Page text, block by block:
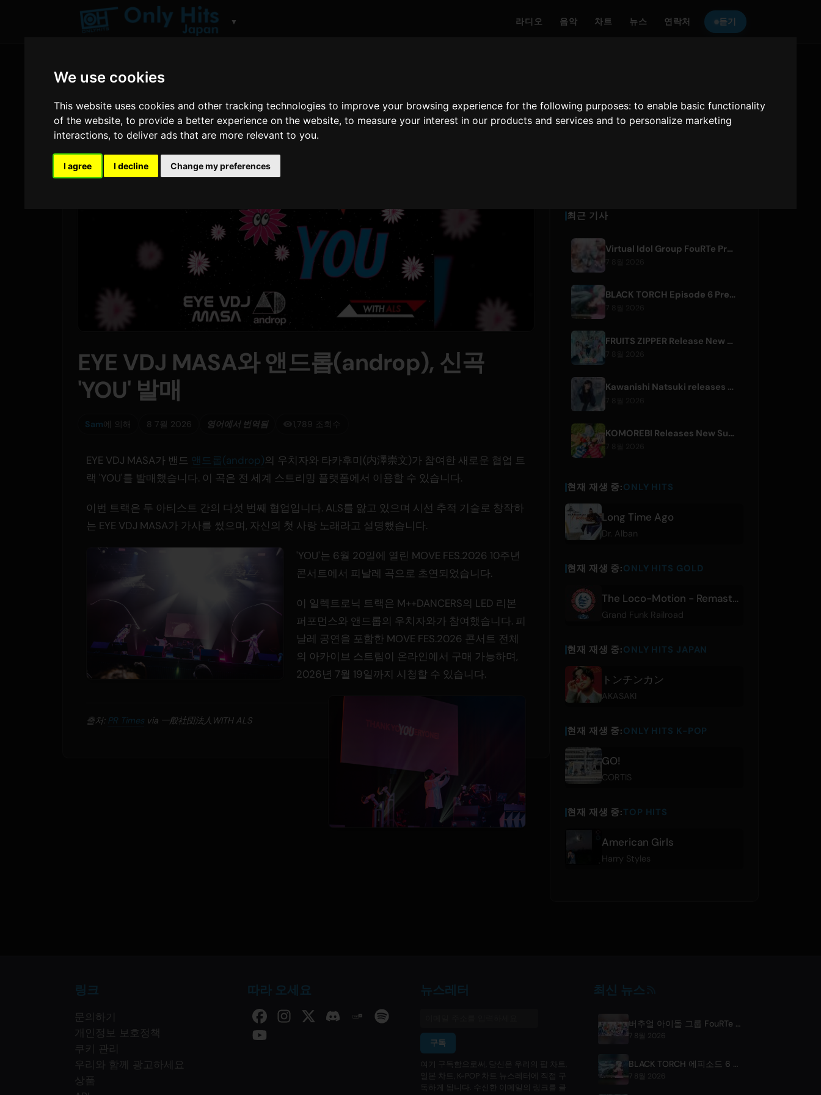
We use cookies
This website uses cookies and other tracking technologies to improve your browsing experience for the following purposes:to enable basic functionality
of the website,to provide a better experience on the website,to measure your interest in our products and services and to personalize marketing
interactions,to deliver ads that are more relevant to you.
I agree I decline Change my preferences
▼ 라디오 음악 차트 뉴스 연락처 듣기
EYE VDJ MASA와 앤드롭(androp), 신곡
'YOU' 발매
Sam에 의해 8 7월 2026 영어에서 번역됨 1,789 조회수
EYE VDJ MASA가 밴드 앤드롭(androp)의 우치자와 타카후미(内澤崇文)가 참여한 새로운 협업 트
랙 'YOU'를 발매했습니다. 이 곡은 전 세계 스트리밍 플랫폼에서 이용할 수 있습니다.
이번 트랙은 두 아티스트 간의 다섯 번째 협업입니다. ALS를 앓고 있으며 시선 추적 기술로 창작하
는 EYE VDJ MASA가 가사를 썼으며, 자신의 첫 사랑 노래라고 설명했습니다.
'YOU'는 6월 20일에 열린 MOVE FES.2026 10주년
콘서트에서 피날레 곡으로 초연되었습니다.
이 일렉트로닉 트랙은 M++DANCERS의 LED 리본
퍼포먼스와 앤드롭의 우치자와가 참여했습니다. 피
날레 공연을 포함한 MOVE FES.2026 콘서트 전체
의 아카이브 스트림이 온라인에서 구매 가능하며,
2026년 7월 19일까지 시청할 수 있습니다.
출처: PR Times via 一般社団法人WITH ALS
최근 기사
Virtual Idol Group FouRTe Project Debuts with 'ALL IN' Album Produced by m-flo's ☆Taku Takahashi
7 8월 2026
BLACK TORCH Episode 6 Preview and Streaming Details
FRUITS ZIPPER Release New Collaboration Song '1,2,3,FOOOOUR'
Kawanishi Natsuki releases digital single 'Sayonara wa Ichiban Kirei na Atashi de'
KOMOREBI Releases New Summer Single 'Letsu Natsu'
7 8월 2026
현재 재생 중:ONLY HITS
Long Time Ago
Dr. Alban
현재 재생 중:ONLY HITS GOLD
The Loco-Motion - Remastered 2002
Grand Funk Railroad
현재 재생 중:ONLY HITS JAPAN
トンチンカン
AKASAKI
현재 재생 중:ONLY HITS K-POP
GO!
CORTIS
현재 재생 중:TOP HITS
American Girls
Harry Styles
링크
문의하기
개인정보 보호정책
쿠키 관리
우리와 함께 광고하세요
상품
따라 오세요 뉴스레터
구독
여기 구독함으로써, 당신은 우리의 팝 차트,
일본 차트, K-POP 차트 뉴스레터에 직접 구
독하게 됩니다. 수신한 이메일의 링크를 클
최신 뉴스
버추얼 아이돌 그룹 FouRTe 프로젝트, m-flo ☆Taku Takahashi 프로듀싱 데뷔 앨범 'ALL IN' 발매
7 8월 2026
BLACK TORCH 에피소드 6 예고편 및 스트리밍 정보
7 8월 2026